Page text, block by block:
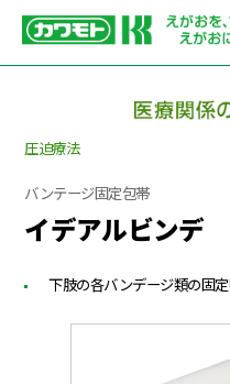
圧迫療法
バンテージ固定包帯
イデアルビンデ
下肢の各バンデージ類の固定